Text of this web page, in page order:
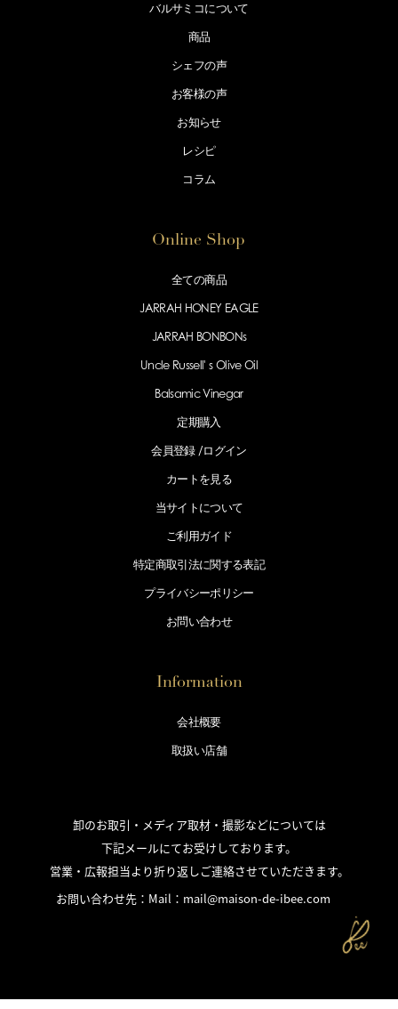
バルサミコについて
商品
シェフの声
お客様の声
お知らせ
レシピ
コラム
Online Shop
全ての商品
JARRAH HONEY EAGLE
JARRAH BONBONs
Uncle Russell' s Olive Oil
Balsamic Vinegar
定期購入
会員登録 /ログイン
カートを見る
当サイトについて
ご利用ガイド
特定商取引法に関する表記
プライバシーポリシー
お問い合わせ
Information
会社概要
取扱い店舗
卸のお取引・メディア取材・撮影などについては
下記メールにてお受けしております。
営業・広報担当より折り返しご連絡させていただきます。
お問い合わせ先：Mail： mail@maison-de-ibee.com